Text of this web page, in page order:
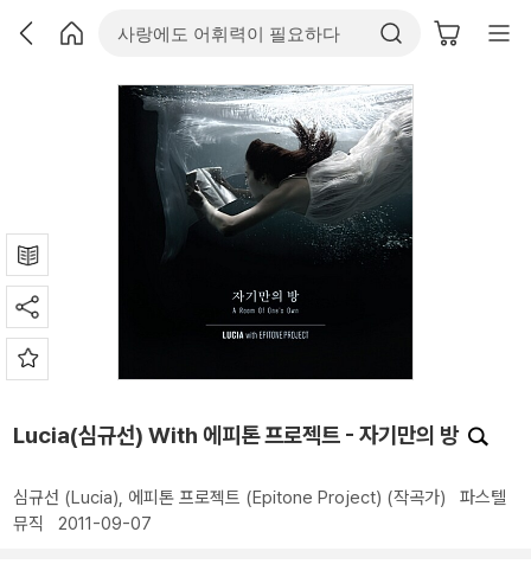
Lucia(심규선) With 에피톤 프로젝트 - 자기만의 방
심규선 (Lucia), 에피톤 프로젝트 (Epitone Project) (작곡가) 파스텔
뮤직
2011-09-07